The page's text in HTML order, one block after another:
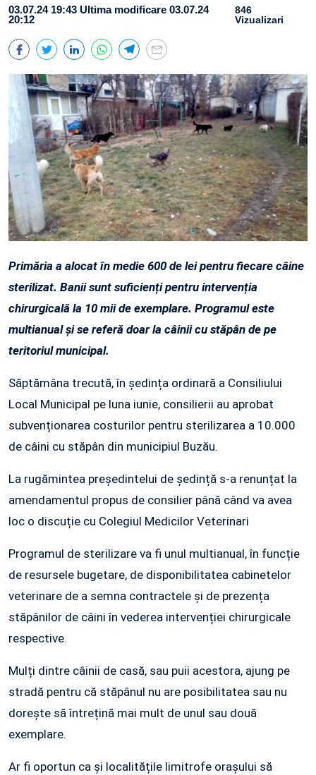
03.07.24 19:43 Ultima modificare 03.07.24
20:12
846
Vizualizari
Primăria a alocat în medie 600 de lei pentru fiecare câine
sterilizat. Banii sunt suficienți pentru intervenția
chirurgicală la 10 mii de exemplare. Programul este
multianual și se referă doar la câinii cu stăpân de pe
teritoriul municipal.
Săptămâna trecută, în ședința ordinară a Consiliului
Local Municipal pe luna iunie, consilierii au aprobat
subvenționarea costurilor pentru sterilizarea a 10.000
de câini cu stăpân din municipiul Buzău.
La rugămintea președintelui de ședință s-a renunțat la
amendamentul propus de consilier până când va avea
loc o discuție cu Colegiul Medicilor Veterinari
Programul de sterilizare va fi unul multianual, în funcție
de resursele bugetare, de disponibilitatea cabinetelor
veterinare de a semna contractele și de prezența
stăpânilor de câini în vederea intervenției chirurgicale
respective.
Mulți dintre câinii de casă, sau puii acestora, ajung pe
stradă pentru că stăpânul nu are posibilitatea sau nu
dorește să întrețină mai mult de unul sau două
exemplare.
Ar fi oportun ca și localitățile limitrofe orașului să